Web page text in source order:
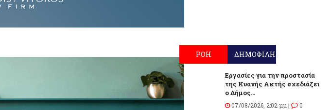
ΡΟΗ ΔΗΜΟΦΙΛΗ
Εργασίες για την προστασία
της Κυανής Ακτής σχεδιάζει
ο Δήμος...
07/08/2026, 2:02 μμ |
0